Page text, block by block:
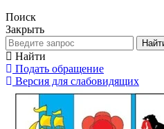
Поиск
Закрыть
Найти
Подать обращение
Версия для слабовидящих